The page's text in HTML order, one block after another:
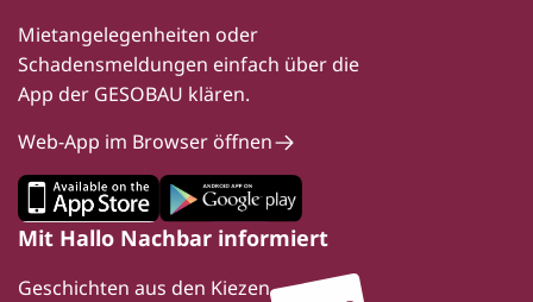
Mietangelegenheiten oder
Schadensmeldungen einfach über die
App der GESOBAU klären.
Web-App im Browser öffnen
Mit Hallo Nachbar informiert
Geschichten aus den Kiezen